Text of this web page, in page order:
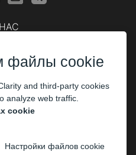
клиентам
файлы cookie
and third-party cookies
analyze web traffic.
cookie
Настройки файлов cookie